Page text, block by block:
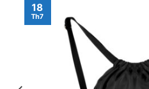
18
Th7